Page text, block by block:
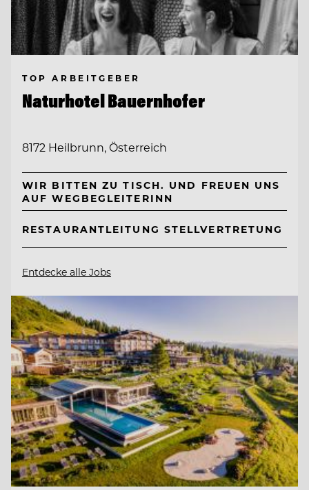
TOP ARBEITGEBER
Naturhotel Bauernhofer
8172 Heilbrunn, Österreich
WIR BITTEN ZU TISCH. UND FREUEN UNS
AUF WEGBEGLEITERINN
RESTAURANTLEITUNG STELLVERTRETUNG
Entdecke alle Jobs